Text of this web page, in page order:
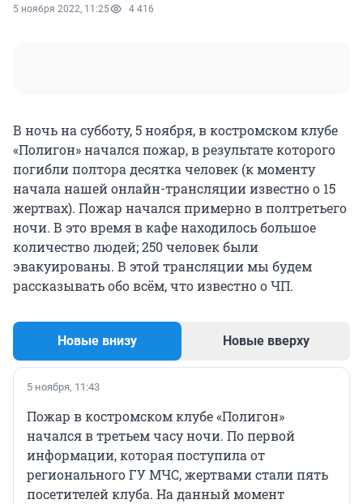
5 ноября 2022, 11:25 4 416
В ночь на субботу, 5 ноября, в костромском клубе
«Полигон» начался пожар, в результате которого
погибли полтора десятка человек (к моменту
начала нашей онлайн-трансляции известно о 15
жертвах). Пожар начался примерно в полтретьего
ночи. В это время в кафе находилось большое
количество людей; 250 человек были
эвакуированы. В этой трансляции мы будем
рассказывать обо всём, что известно о ЧП.
Новые внизу Новые вверху
5 ноября, 11:43
Пожар в костромском клубе «Полигон»
начался в третьем часу ночи. По первой
информации, которая поступила от
регионального ГУ МЧС, жертвами стали пять
посетителей клуба. На данный момент